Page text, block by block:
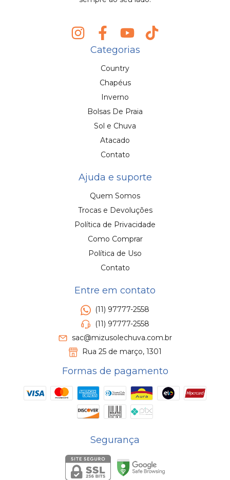
Categorias
Country
Chapéus
Inverno
Bolsas De Praia
Sol e Chuva
Atacado
Contato
Ajuda e suporte
Quem Somos
Trocas e Devoluções
Política de Privacidade
Como Comprar
Política de Uso
Contato
Entre em contato
(11) 97777-2558
(11) 97777-2558
sac@mizusolechuva.com.br
Rua 25 de março, 1301
Formas de pagamento
Segurança